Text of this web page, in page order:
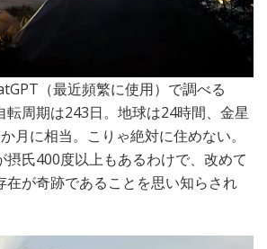
（最近頻繁に使用）で調べる
転周期は243日。地球は24時間、金星
月に相当。こりゃ絶対に住めない。
摂氏400度以上もあるわけで、改めて
在が奇跡であることを思い知らされ